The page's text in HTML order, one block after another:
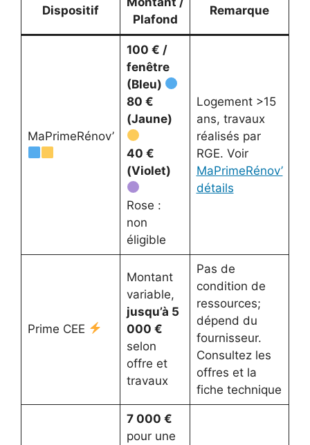
Dispositif
Plafond
Remarque
MaPrimeRénov’
100 € /
fenêtre
(Bleu)
80 €
(Jaune)
40 €
(Violet)
Rose :
non
éligible
Logement >15
ans, travaux
réalisés par
RGE. Voir
MaPrimeRénov’
détails
Prime CEE
Montant
variable,
jusqu’à 5
000 €
selon
offre et
travaux
Pas de
condition de
ressources;
dépend du
fournisseur.
Consultez les
offres et la
fiche technique
7 000 €
pour une